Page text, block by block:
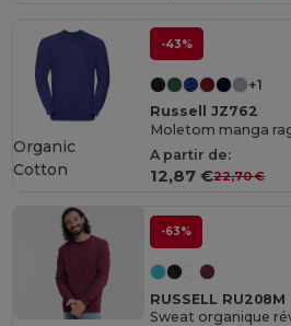
-43%
+1
Russell JZ762
Moletom manga
A partir de:
12,87 €22,70 €
Organic
Cotton
-63%
RUSSELL RU208M
Sweat organique